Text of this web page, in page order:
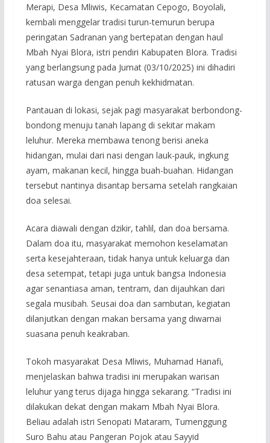
Merapi, Desa Mliwis, Kecamatan Cepogo, Boyolali,
kembali menggelar tradisi turun-temurun berupa
peringatan Sadranan yang bertepatan dengan haul
Mbah Nyai Blora, istri pendiri Kabupaten Blora. Tradisi
yang berlangsung pada Jumat (03/10/2025) ini dihadiri
ratusan warga dengan penuh kekhidmatan.
Pantauan di lokasi, sejak pagi masyarakat berbondong-
bondong menuju tanah lapang di sekitar makam
leluhur. Mereka membawa tenong berisi aneka
hidangan, mulai dari nasi dengan lauk-pauk, ingkung
ayam, makanan kecil, hingga buah-buahan. Hidangan
tersebut nantinya disantap bersama setelah rangkaian
doa selesai.
Acara diawali dengan dzikir, tahlil, dan doa bersama.
Dalam doa itu, masyarakat memohon keselamatan
serta kesejahteraan, tidak hanya untuk keluarga dan
desa setempat, tetapi juga untuk bangsa Indonesia
agar senantiasa aman, tentram, dan dijauhkan dari
segala musibah. Seusai doa dan sambutan, kegiatan
dilanjutkan dengan makan bersama yang diwarnai
suasana penuh keakraban.
Tokoh masyarakat Desa Mliwis, Muhamad Hanafi,
menjelaskan bahwa tradisi ini merupakan warisan
leluhur yang terus dijaga hingga sekarang. “Tradisi ini
dilakukan dekat dengan makam Mbah Nyai Blora.
Beliau adalah istri Senopati Mataram, Tumenggung
Suro Bahu atau Pangeran Pojok atau Sayyid